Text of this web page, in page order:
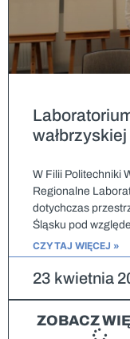
W Filii Politechniki
Regionalne
dotychczas
Śląsku pod
CZYTAJ WIĘCEJ »
23 kwietnia
ZOBACZ